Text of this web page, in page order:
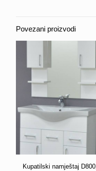
Povezani proizvodi
Kupatilski namještaj D800,